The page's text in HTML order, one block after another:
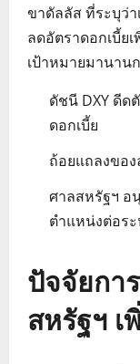
ขาดัลลัส ที่ระบุว่
ลดอัตราดอกเบี้ยเ
เป้าหมายมานาน
ดัชนี DXY ดี
ดอกเบี้ย
ถ้อยแถลงขอ
ศาลสหรัฐฯ อ
ตำแหน่งต่อร
ปัจจัยกา
สหรัฐฯ